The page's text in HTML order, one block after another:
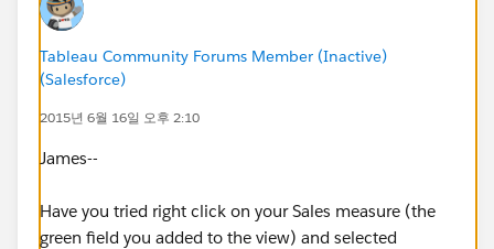
Tableau Community Forums Member (Inactive)
(Salesforce)
2015년 6월 16일 오후 2:10
James--
Have you tried right click on your Sales measure (the
green field you added to the view) and selected